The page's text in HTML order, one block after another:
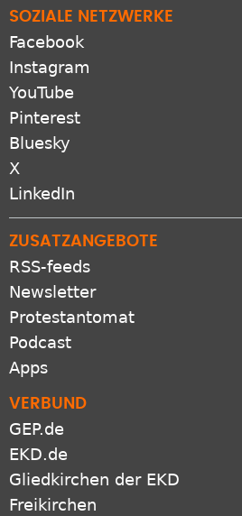
Instagram
YouTube
Pinterest
Bluesky
X
LinkedIn
ZUSATZANGEBOTE
Newsletter
Protestantomat
Podcast
Apps
VERBUND
GEP.de
EKD.de
Gliedkirchen der EKD
Freikirchen
Netiquette